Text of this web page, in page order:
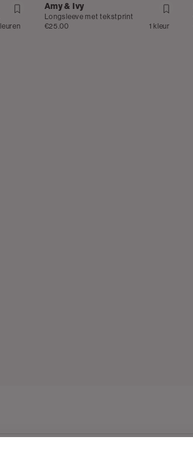
Amy & Ivy
Longsleeve met tekstprint
€25.00
1 kleur